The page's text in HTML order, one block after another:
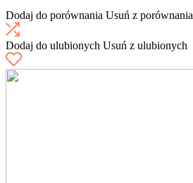
Dodaj do porównania Usuń z porównania
Dodaj do ulubionych Usuń z ulubionych